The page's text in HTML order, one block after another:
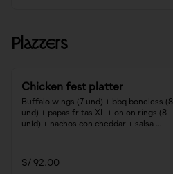
Platters
Chicken fest platter
Buffalo wings (7 und) + bbq boneless (8
und) + papas fritas XL + onion rings (8
unid) + nachos con cheddar + salsa
S/ 92.00